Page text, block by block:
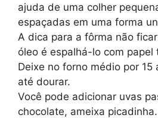
ajuda de uma colher
espaçadas em uma forma
A dica para a fôrma não
óleo é espalhá-lo com papel
Deixe no forno médio por 15
até dourar.
Você pode adicionar uvas
chocolate, ameixa picadinha.